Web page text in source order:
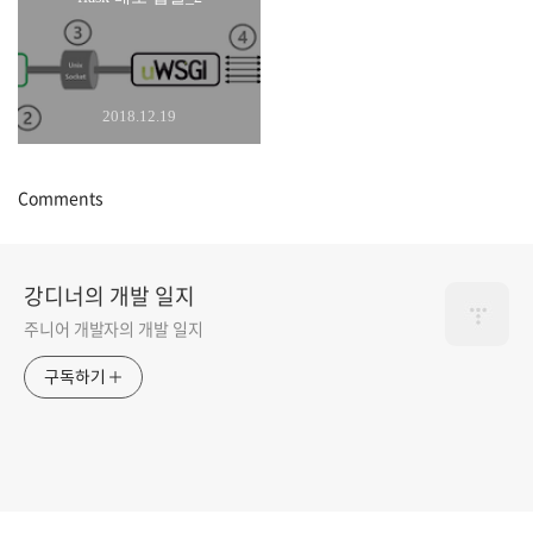
2018.12.19
Comments
강디너의 개발 일지
주니어 개발자의 개발 일지
구독하기